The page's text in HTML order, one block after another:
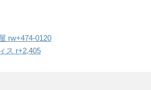
rw+474-0120
ス r+2,405